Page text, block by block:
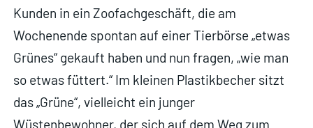
Kunden in ein Zoofachgeschäft, die am
Wochenende spontan auf einer Tierbörse „etwas
Grünes“ gekauft haben und nun fragen, „wie man
so etwas füttert.“ Im kleinen Plastikbecher sitzt
das „Grüne“, vielleicht ein junger
Wüstenbewohner, der sich auf dem Weg zum